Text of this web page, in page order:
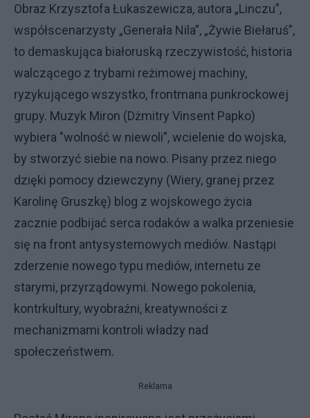
Obraz Krzysztofa Łukaszewicza, autora „Linczu”,
współscenarzysty „Generała Nila”, „Żywie Biełaruś”,
to demaskująca białoruską rzeczywistość, historia
walczącego z trybami reżimowej machiny,
ryzykującego wszystko, frontmana punkrockowej
grupy. Muzyk Miron (Dżmitry Vinsent Papko)
wybiera "wolność w niewoli”, wcielenie do wojska,
by stworzyć siebie na nowo. Pisany przez niego
dzięki pomocy dziewczyny (Wiery, granej przez
Karolinę Gruszkę) blog z wojskowego życia
zacznie podbijać serca rodaków a walka przeniesie
się na front antysystemowych mediów. Nastąpi
zderzenie nowego typu mediów, internetu ze
starymi, przyrządowymi. Nowego pokolenia,
kontrkultury, wyobraźni, kreatywności z
mechanizmami kontroli władzy nad
społeczeństwem.
Reklama